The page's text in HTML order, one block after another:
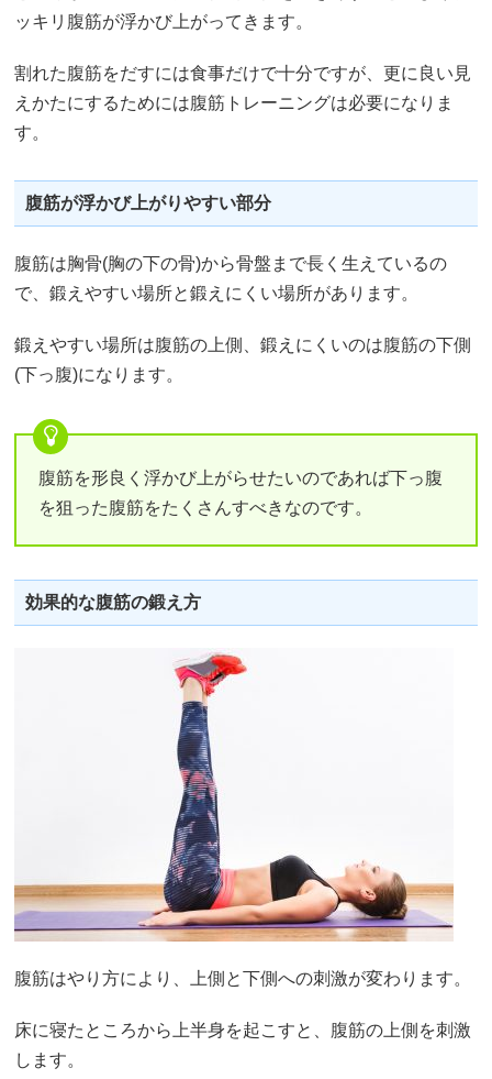
ッキリ腹筋が浮かび上がってきます。
割れた腹筋をだすには食事だけで十分ですが、更に良い見
えかたにするためには腹筋トレーニングは必要になりま
す。
腹筋が浮かび上がりやすい部分
腹筋は胸骨(胸の下の骨)から骨盤まで長く生えているの
で、鍛えやすい場所と鍛えにくい場所があります。
鍛えやすい場所は腹筋の上側、鍛えにくいのは腹筋の下側
(下っ腹)になります。
腹筋を形良く浮かび上がらせたいのであれば下っ腹
を狙った腹筋をたくさんすべきなのです。
効果的な腹筋の鍛え方
腹筋はやり方により、上側と下側への刺激が変わります。
床に寝たところから上半身を起こすと、腹筋の上側を刺激
します。